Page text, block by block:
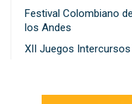
Festival Colombiano
los Andes
XII Juegos